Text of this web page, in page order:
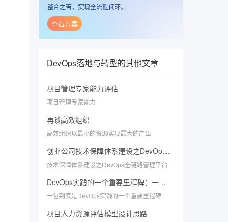
整合之苦，实现全流程闭环。
查看方案
DevOps落地与转型的其他文章
项目管理专家能力评估
项目管理专家能力
再谈高效组织
高效组织以最小的资源实现最大的产出
​创业公司技术保障体系建设之DevOps全链路管理平台
​技术保障体系建设之DevOps全链路管理平台
DevOps实践的一个重要里程碑：一包到底
一包到底是DevOps实践的一个重要里程碑
项目人力资源评估模型设计思路